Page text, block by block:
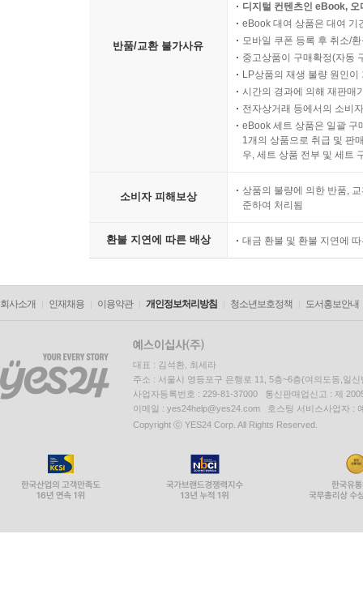
반품/교환 불가사유
디지털 컨텐츠인 eBook,
eBook 대여 상품은 대여 기
모바일 쿠폰 등록 후 취소/
중고상품이 구매확정(자동
LP상품의 재생 불량 원인
시간의 경과에 의해 재판매
전자상거래 등에서의 소비
eBook 세트 상품은 일괄 구
1개의 상품으로 취급 및 판
우, 세트 상품 전부 및 세트
소비자 피해보상
상품의 불량에 의한 반품,
준하여 처리됨
환불 지연에 따른 배상 대금 환불 및 환불 지연에
회사소개 인재채용 이용약관 개인정보처리방침 청소년보호정책 도서홍보안내
대표 : 김석환, 최세라
주소 : 서울시 영등포구 은행로 11, 5층~6층(여의도동,일신
사업자등록번호 : 229-81-37000 통신판매업신고 : 제
이메일 : yes24help@yes24.com 호스팅 서비스사업자 :
Copyright ⓒ YES24 Corp. All Rights Reserved.